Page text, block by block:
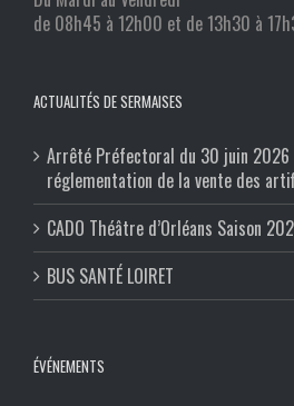
de 08h45 à 12h00 et de 13h30 à
ACTUALITÉS DE SERMAISES
Arrêté Préfectoral du 30 juin
réglementation de la vente des
CADO Théâtre d’Orléans Saison
BUS SANTÉ LOIRET
ÉVÉNEMENTS